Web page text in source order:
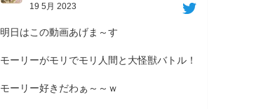
19 5月 2023
明日はこの動画あげま～す
モーリーがモリでモリ人間と大怪獣バトル！
モーリー好きだわぁ～～ｗ